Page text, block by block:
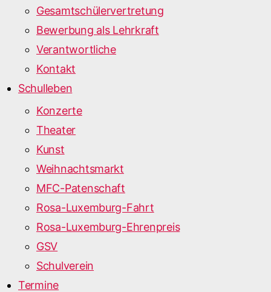
Gesamtschülervertretung
Bewerbung als Lehrkraft
Verantwortliche
Kontakt
Schulleben
Konzerte
Theater
Kunst
Weihnachtsmarkt
MFC-Patenschaft
Rosa-Luxemburg-Fahrt
Rosa-Luxemburg-Ehrenpreis
GSV
Schulverein
Termine